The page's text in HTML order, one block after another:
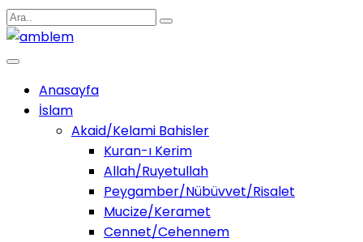
Anasayfa
İslam
Akaid/Kelami Bahisler
Kuran-ı Kerim
Allah/Ruyetullah
Peygamber/Nübüvvet/Risalet
Mucize/Keramet
Cennet/Cehennem